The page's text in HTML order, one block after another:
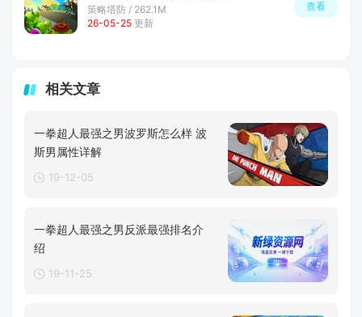
策略塔防 / 262.1M
26-05-25 更新
查看
相关文章
一拳超人最强之男波罗斯怎么样 波
斯男属性详解
19-12-05
一拳超人最强之男反派最强排名介
绍
19-11-25